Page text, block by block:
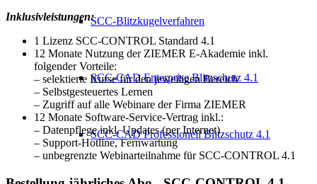
SCC-Blitzkugelverfahren
SCC-CAD Enterprise Blitzschutz 4.1
SCC-CAD Professionell Blitzschutz 4.1
Inklusivleistungen:
1 Lizenz SCC-CONTROL Standard 4.1
12 Monate Nutzung der ZIEMER E-Akademie inkl.
folgender Vorteile:
– selektierte Kurse für den jeweiligen Bereich
– Selbstgesteuertes Lernen
– Zugriff auf alle Webinare der Firma ZIEMER
12 Monate Software-Service-Vertrag inkl.:
– Datenpflege inkl. Updates (per Internet)
– Support-Hotline, Fernwartung
– unbegrenzte Webinarteilnahme für SCC-CONTROL 4.1